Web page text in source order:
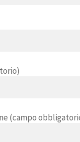
(campo